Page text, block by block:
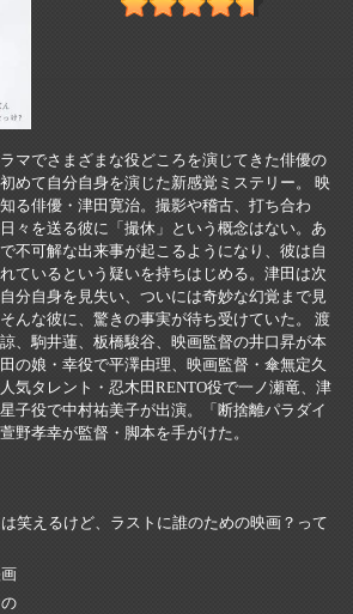
マでさまざまな役どころを演じてきた俳優の
めて自分自身を演じた新感覚ミステリー。 映
る俳優・津田寛治。撮影や稽古、打ち合わ
々を送る彼に「撮休」という概念はない。あ
不可解な出来事が起こるようになり、彼は自
ているという疑いを持ちはじめる。津田は次
分自身を見失い、ついには奇妙な幻覚まで見
んな彼に、驚きの事実が待ち受けていた。 渡
、駒井蓮、板橋駿谷、映画監督の井口昇が本
の娘・幸役で平澤由理、映画監督・傘無定久
気タレント・忍木田RENTO役で一ノ瀬竜、津
子役で中村祐美子が出演。「断捨離パラダイ
野孝幸が監督・脚本を手がけた。
笑えるけど、ラストに誰のための映画？って